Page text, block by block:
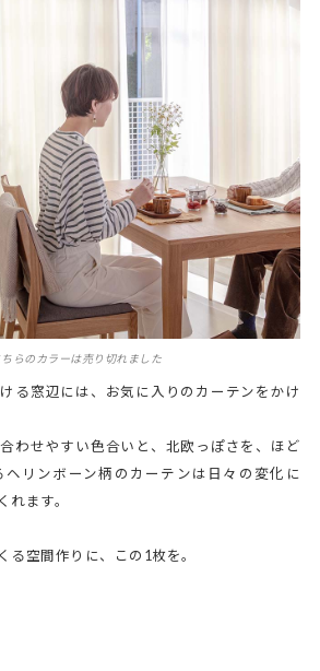
らのカラーは売り切れました
る窓辺には、お気に入りのカーテンをかけ
わせやすい色合いと、北欧っぽさを、ほど
ヘリンボーン柄のカーテンは日々の変化に
れます。
る空間作りに、この1枚を。